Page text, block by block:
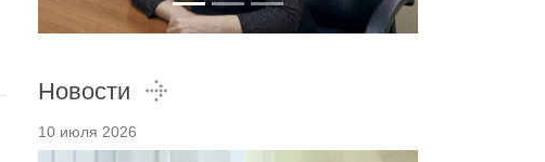
Новости
10 июля 2026